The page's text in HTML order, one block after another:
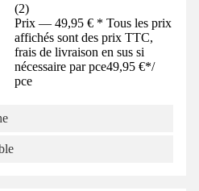
(2)
Prix — 49,95 € * Tous les prix
affichés sont des prix TTC,
frais de livraison en sus si
nécessaire par pce49,95 €*/
pce